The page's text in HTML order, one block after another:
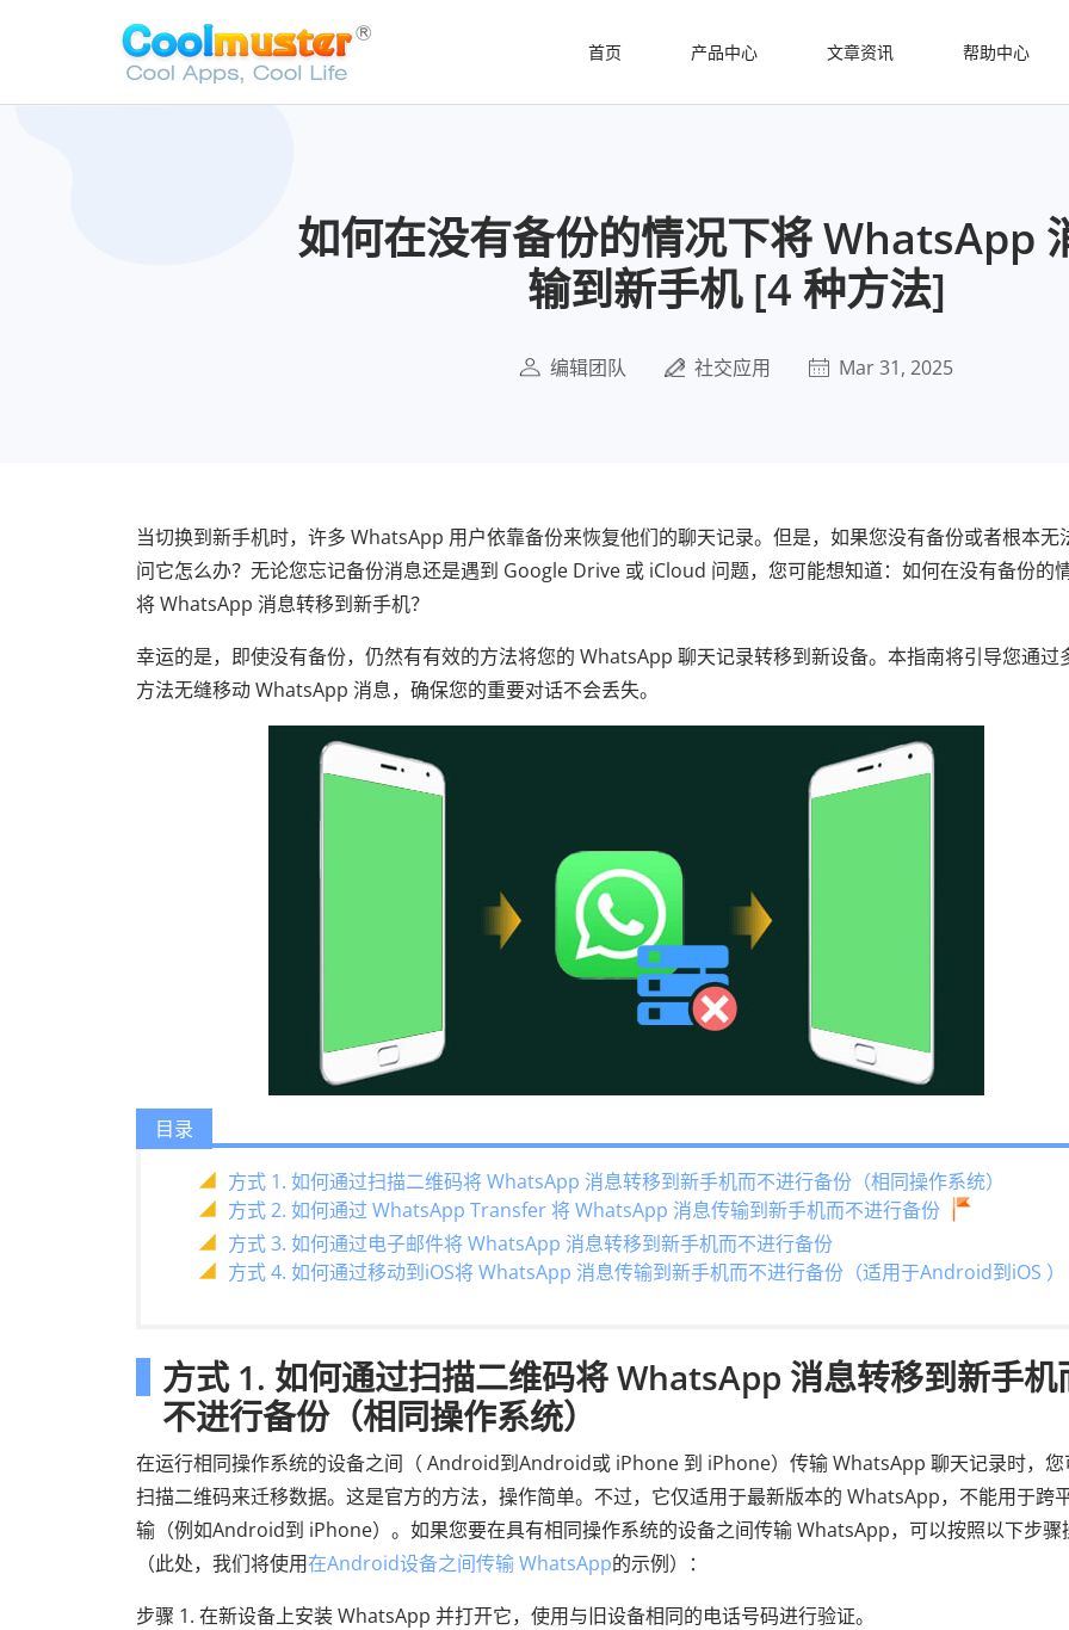
首页 产品中心 文章资讯 帮助中心
如何在没有备份的情况下将 WhatsApp
输到新手机 [4 种方法]
编辑团队 社交应用 Mar 31, 2025
当切换到新手机时，许多 WhatsApp 用户依靠备份来恢复他们的聊天记录。但是，如果您没有备份或者根本无
问它怎么办？无论您忘记备份消息还是遇到 Google Drive 或 iCloud 问题，您可能想知道：如何在没有备份的
将 WhatsApp 消息转移到新手机？
幸运的是，即使没有备份，仍然有有效的方法将您的 WhatsApp 聊天记录转移到新设备。本指南将引导您通过
方法无缝移动 WhatsApp 消息，确保您的重要对话不会丢失。
目录
方式 1. 如何通过扫描二维码将 WhatsApp 消息转移到新手机而不进行备份（相同操作系统）
方式 2. 如何通过 WhatsApp Transfer 将 WhatsApp 消息传输到新手机而不进行备份
方式 3. 如何通过电子邮件将 WhatsApp 消息转移到新手机而不进行备份
方式 4. 如何通过移动到iOS将 WhatsApp 消息传输到新手机而不进行备份（适用于Android到iOS ）
方式 1. 如何通过扫描二维码将 WhatsApp 消息转移到新手机
不进行备份（相同操作系统）
在运行相同操作系统的设备之间（ Android到Android或 iPhone 到 iPhone）传输 WhatsApp 聊天记录时，您
扫描二维码来迁移数据。这是官方的方法，操作简单。不过，它仅适用于最新版本的 WhatsApp，不能用于跨
输（例如Android到 iPhone）。如果您要在具有相同操作系统的设备之间传输 WhatsApp，可以按照以下步骤
（此处，我们将使用在Android设备之间传输 WhatsApp的示例）：
步骤 1. 在新设备上安装 WhatsApp 并打开它，使用与旧设备相同的电话号码进行验证。